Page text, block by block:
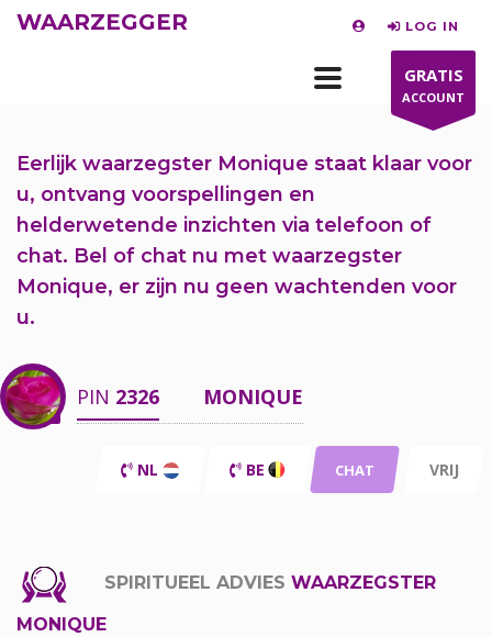
WAARZEGGER LOG IN
GRATIS
ACCOUNT
Eerlijk waarzegster Monique staat klaar voor
u, ontvang voorspellingen en
helderwetende inzichten via telefoon of
chat. Bel of chat nu met waarzegster
Monique, er zijn nu geen wachtenden voor
u.
PIN 2326 MONIQUE
NL BE CHAT VRIJ
SPIRITUEEL ADVIES WAARZEGSTER
MONIQUE